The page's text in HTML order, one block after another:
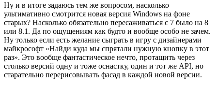
Ну и в итоге задаюсь тем же вопросом, насколько
ультимативно смотрится новая версия Windows на фоне
старых? Насколько обязательно пересаживаться с 7 было на 8
или 8.1. Да по ощущениям как будто и вообще особо не зачем.
Ну только если есть желание сыграть в игру с дизайнерами
майкрософт «Найди куда мы спрятали нужную кнопку в этот
раз». Это вообще фантастическое нечто, протащить через
столько версий одну и тоже оснастку, один и тот же API, но
старательно перерисовывать фасад в каждой новой версии.